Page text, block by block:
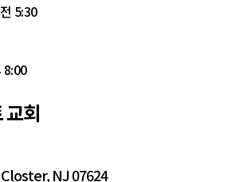
5:30
8:00
교회
NJ 07624